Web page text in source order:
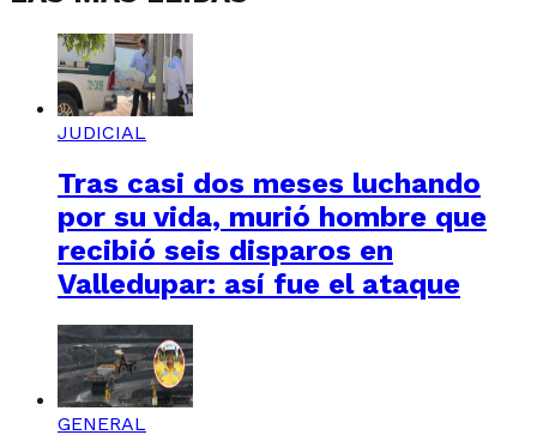
JUDICIAL
Tras casi dos meses luchando
por su vida, murió hombre que
recibió seis disparos en
Valledupar: así fue el ataque
GENERAL